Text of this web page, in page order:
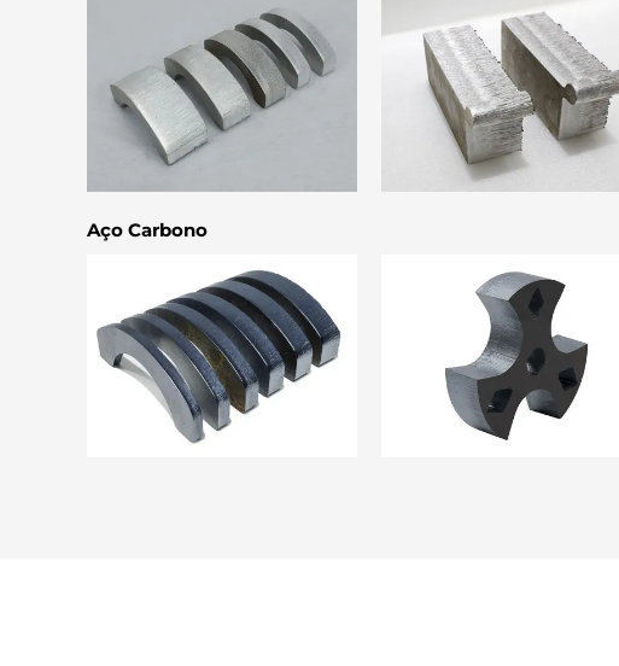
Aço Carbono